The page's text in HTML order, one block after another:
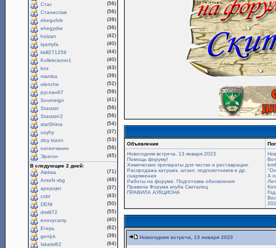
Стас
(56)
Станислав
(56)
ebegufob
(39)
ehegydiw
(36)
holzan
(42)
iqamyfa
(40)
kirill271259
(44)
Kollekcioner1
(40)
kos
(43)
mamba
(39)
olenche
(52)
руслан67
(59)
Sovereign
(41)
Staratel
(56)
Staratel-2
(56)
starShina
(54)
uzyhy
(37)
zloy bizon
(53)
ногинчанин
(56)
Эрагон
(45)
В следующие 2 дней:
Aleksa
(71)
AntoN vbg
(48)
apepojet
(37)
cobl
(43)
DENI
(50)
dmi972
(55)
enovycamy
(40)
Егерь
(62)
genij-k
(39)
Iskatel62
(64)
Объявления
Новогодняя встреча, 13 января 2023
Помощь форуму!
Химические препараты для чистки и реставрации.
Распродажа катушек, штанг, подлокотников и др.
снаряжения
Работы на форуме. Подготовка обновления
Правила Форума клуба Скиталец
ПРАВИЛА АУКЦИОНА
А
Новогодняя встреча, 13 января 2023